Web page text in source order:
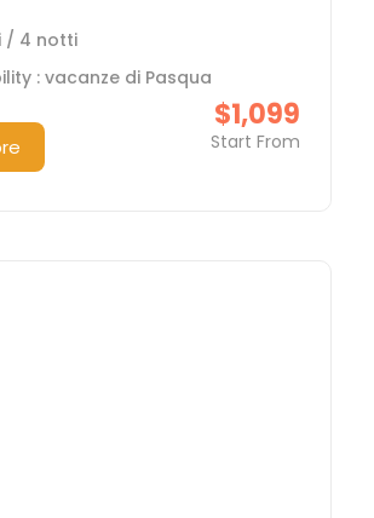
$1,099
Start From
/ 4 notti
: vacanze di Pasqua